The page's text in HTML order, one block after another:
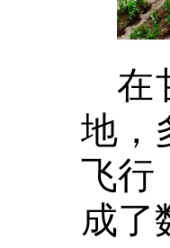
在
地，
飞行
成了